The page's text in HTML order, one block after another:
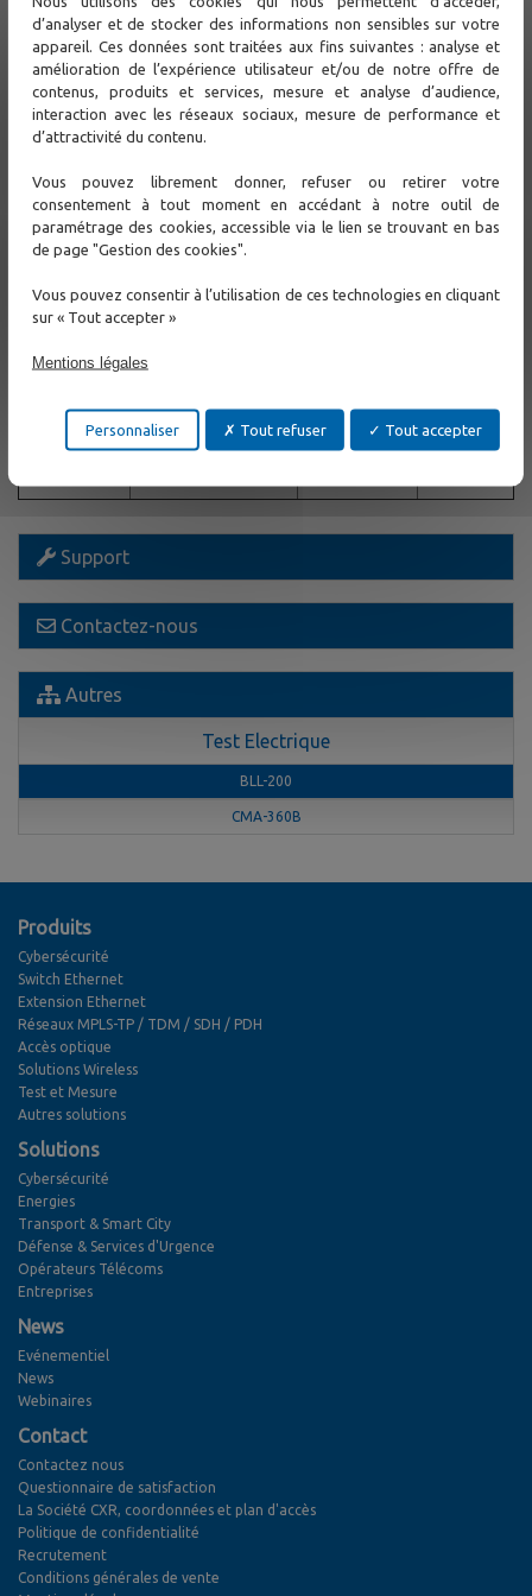
0-300 VDC
profondeur :
±(10%
lisant + 0.2
ft.)
Courant
13mA (lignes
ouvertes)
150mA (ligne sous
circuitée)
Fréquences 33.3 kHz
Fréquences de
traçage
12Hz -
Température
0°F - 120°F (-17°C -
Température
(-17°C -
Taille
(190.5 mm x 101.6
Poids
15 oz. (425 g)
(with batteries and
Poids
1 lb. 12 oz.
Support
Contactez-nous
Autres
Test Electrique
BLL-200
CMA-360B
Produits
Cybersécurité
Switch Ethernet
Extension Ethernet
Réseaux MPLS-TP / TDM / SDH / PDH
Accès optique
Solutions Wireless
Test et Mesure
Autres solutions
Solutions
Cybersécurité
Energies
Transport & Smart City
Défense & Services d'Urgence
Opérateurs Télécoms
Entreprises
News
Evénementiel
News
Webinaires
Contact
Contactez nous
Questionnaire de satisfaction
La Société CXR, coordonnées et plan d'accès
Politique de confidentialité
Recrutement
Conditions générales de vente
d’analyser et de stocker des informations non sensibles sur votre
appareil. Ces données sont traitées aux fins suivantes : analyse et
amélioration de l’expérience utilisateur et/ou de notre offre de
contenus, produits et services, mesure et analyse d’audience,
interaction avec les réseaux sociaux, mesure de performance et
d’attractivité du contenu.
Vous pouvez librement donner, refuser ou retirer votre
consentement à tout moment en accédant à notre outil de
paramétrage des cookies, accessible via le lien se trouvant en bas
de page "Gestion des cookies".
Vous pouvez consentir à l’utilisation de ces technologies en cliquant
sur « Tout accepter »
Mentions légales
Tout accepter
Tout refuser
Personnaliser